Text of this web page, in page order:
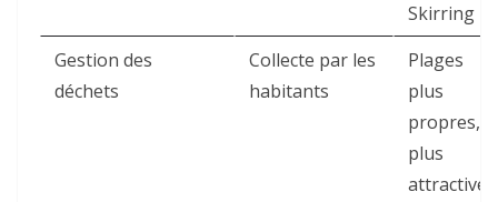
Skirring
Gestion des
déchets
Collecte par les
habitants
Plages
plus
propres,
plus
attractives